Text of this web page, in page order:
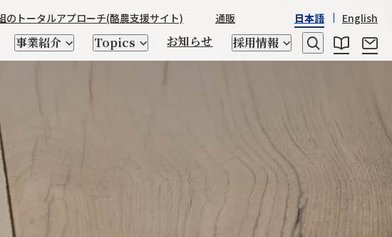
日本語 English
について
事業紹介
ンド紹介
・設備
緬山羊などの
、精液の輸入
羊肉を使ったレシピ
Topics お知らせ 採用情報
のトータルアプローチ(酪農支援サイト) 通販